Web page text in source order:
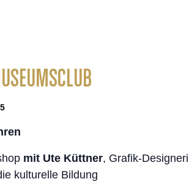
mit Ute Küttner, Grafik-
kulturelle Bildung